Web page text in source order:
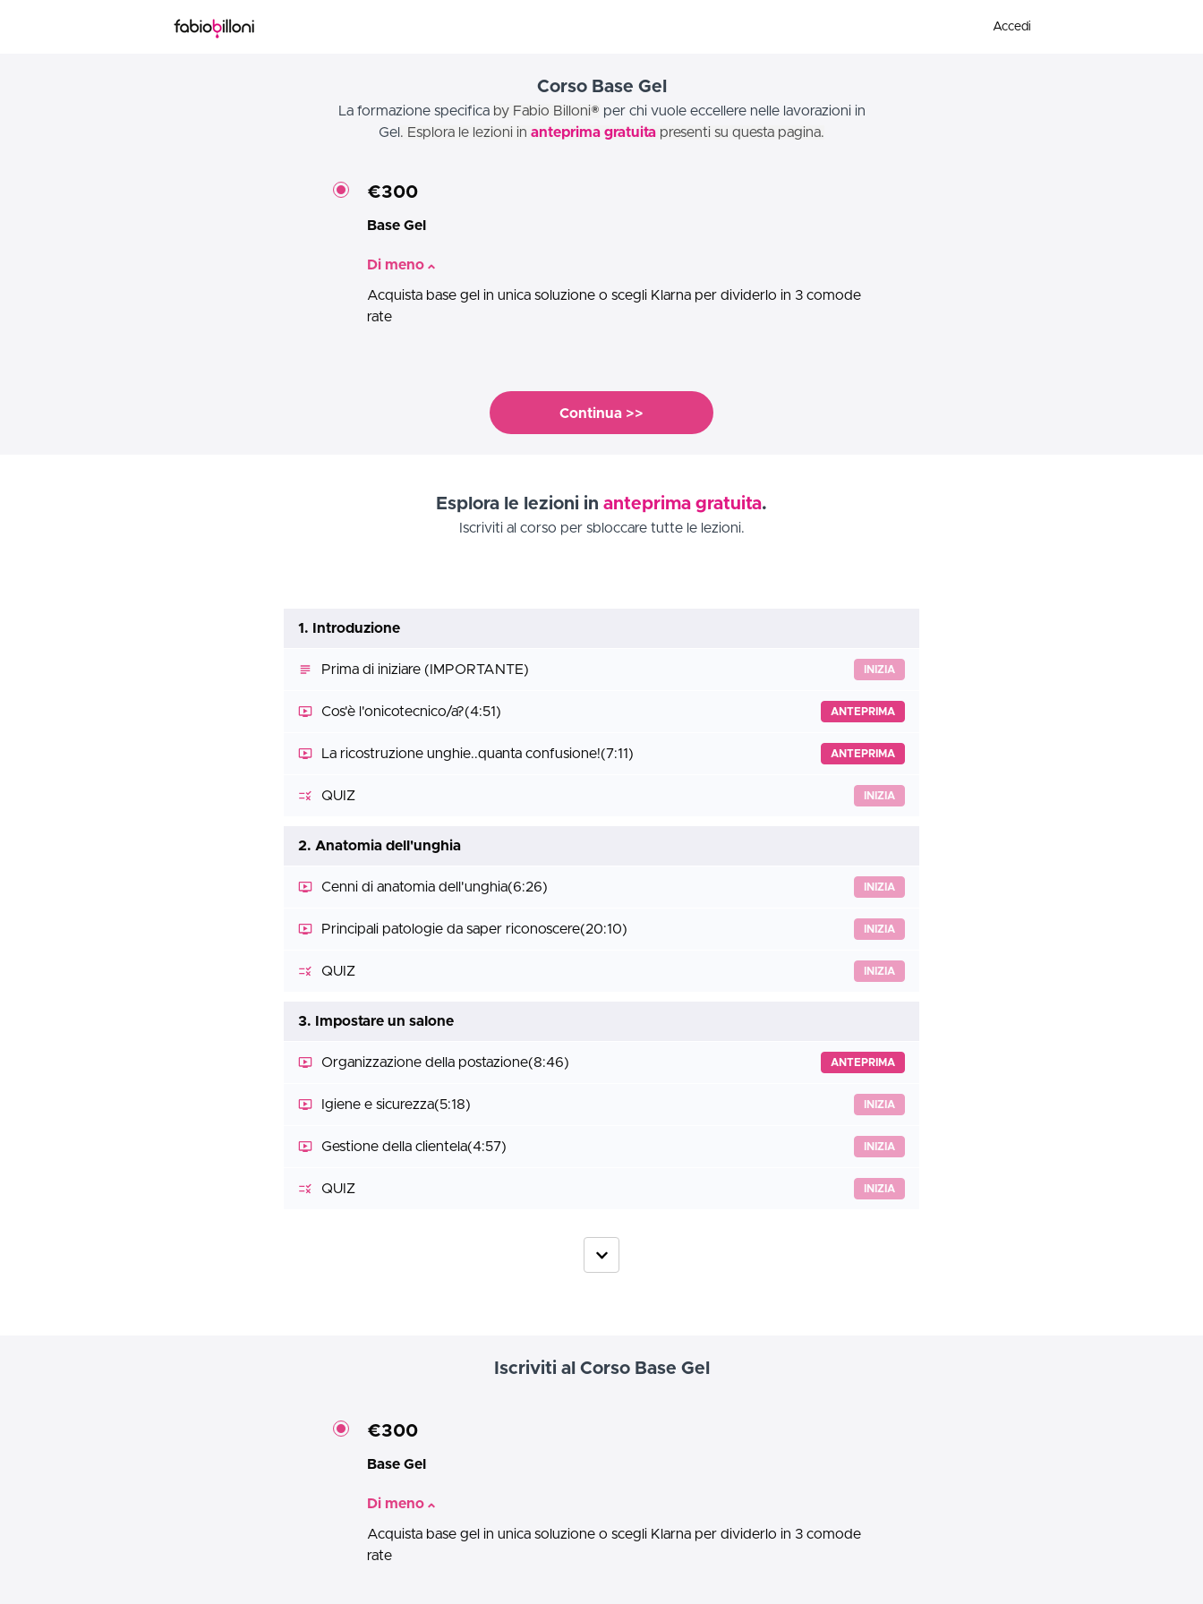
Accedi
Corso Base Gel
La formazione specifica by Fabio Billoni® per chi vuole eccellere nelle lavorazioni in
Gel . Esplora le lezioni in anteprima gratuita presenti su questa pagina.
€300
Base Gel
Di meno
Acquista base gel in unica soluzione o scegli Klarna per dividerlo in 3 comode
rate
Continua >>
Esplora le lezioni in anteprima gratuita.
Iscriviti al corso per sbloccare tutte le lezioni.
1. Introduzione
Prima di iniziare (IMPORTANTE) INIZIA
Cos'è l'onicotecnico/a?(4:51) ANTEPRIMA
La ricostruzione unghie..quanta confusione!(7:11) ANTEPRIMA
QUIZ INIZIA
2. Anatomia dell'unghia
Cenni di anatomia dell'unghia(6:26) INIZIA
Principali patologie da saper riconoscere(20:10) INIZIA
QUIZ INIZIA
3. Impostare un salone
Organizzazione della postazione(8:46) ANTEPRIMA
Igiene e sicurezza(5:18) INIZIA
Gestione della clientela(4:57) INIZIA
QUIZ INIZIA
Iscriviti al Corso Base Gel
€300
Base Gel
Di meno
Acquista base gel in unica soluzione o scegli Klarna per dividerlo in 3 comode
rate